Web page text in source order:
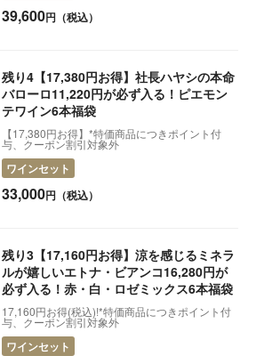
12本】今飲み頃！秋の熟成ピノ・ネロ
手塾-プロの評価は？
コース「井手塾」を発表します。
エラー表示の解消
オフ】夏の福袋・お得セット販売開始
損！あの白ワイン入荷です|カステル・ユヴ
Juval】
オリーブオイル人気の3本はコレ！
ュールについて
39,600円（税込）
残り4【17,380円お得】社長ハヤシの本命
バローロ11,220円が必ず入る！ピエモン
テワイン6本福袋
【17,380円お得】*特価商品につきポイント付
与、クーポン割引対象外
ワインセット
33,000円（税込）
残り3【17,160円お得】涼を感じるミネラ
ルが嬉しいエトナ・ビアンコ16,280円が
必ず入る！赤・白・ロゼミックス6本福袋
17,160円お得(税込)!*特価商品につきポイント付
与、クーポン割引対象外
ワインセット